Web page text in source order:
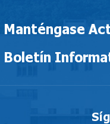
Manténgase
Boletín